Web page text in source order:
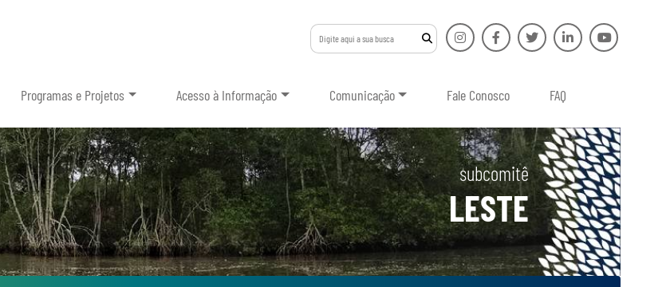
Programas e Projetos Acesso à Informação Comunicação Fale Conosco FAQ
subcomitê
LESTE